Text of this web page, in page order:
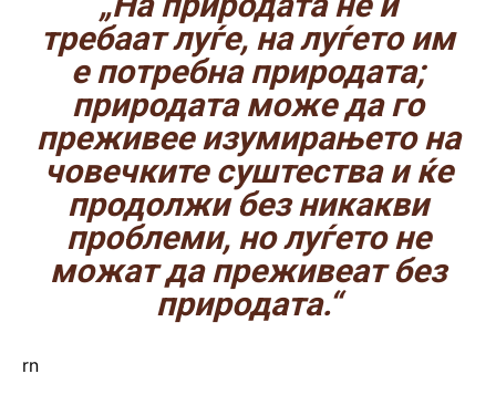
требаат луѓе, на луѓето им
е потребна природата;
природата може да го
преживее изумирањето на
човечките суштества и ќе
продолжи без никакви
проблеми, но луѓето не
можат да преживеат без
природата.“
rn